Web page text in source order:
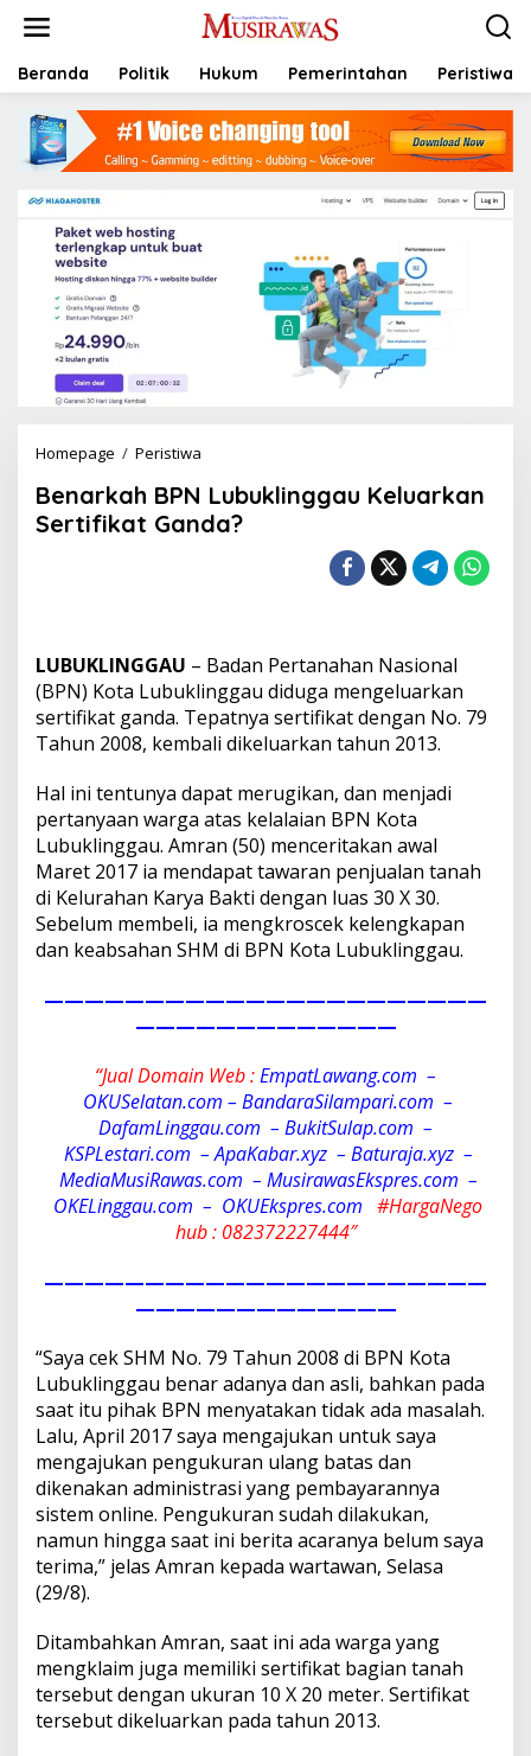
t
Beranda Politik Hukum Pemerintahan Peristiwa
Homepage / Peristiwa
n
a
r
N
L
u
b
u
l
n
g
g
a
u
K
u
a
k
a
n
S
e
r
i
f
k
a
G
a
n
d
a
?
Benarkah BPN Lubuklinggau Keluarkan
Sertifikat Ganda?
LUBUKLINGGAU – Badan Pertanahan Nasional
(BPN) Kota Lubuklinggau diduga mengeluarkan
sertifikat ganda. Tepatnya sertifikat dengan No. 79
Tahun 2008, kembali dikeluarkan tahun 2013.
Hal ini tentunya dapat merugikan, dan menjadi
pertanyaan warga atas kelalaian BPN Kota
Lubuklinggau. Amran (50) menceritakan awal
Maret 2017 ia mendapat tawaran penjualan tanah
di Kelurahan Karya Bakti dengan luas 30 X 30.
Sebelum membeli, ia mengkroscek kelengkapan
dan keabsahan SHM di BPN Kota Lubuklinggau.
——————————————————————
—————————————
“Jual Domain Web :EmpatLawang.com –
OKUSelatan.com – BandaraSilampari.com –
DafamLinggau.com – BukitSulap.com –
KSPLestari.com –ApaKabar.xyz – Baturaja.xyz –
MediaMusiRawas.com – MusirawasEkspres.com –
OKELinggau.com – OKUEkspres.com #HargaNego
hub : 082372227444″
——————————————————————
—————————————
“Saya cek SHM No. 79 Tahun 2008 di BPN Kota
Lubuklinggau benar adanya dan asli, bahkan pada
saat itu pihak BPN menyatakan tidak ada masalah.
Lalu, April 2017 saya mengajukan untuk saya
mengajukan pengukuran ulang batas dan
dikenakan administrasi yang pembayarannya
sistem online. Pengukuran sudah dilakukan,
namun hingga saat ini berita acaranya belum saya
terima,” jelas Amran kepada wartawan, Selasa
(29/8).
Ditambahkan Amran, saat ini ada warga yang
mengklaim juga memiliki sertifikat bagian tanah
tersebut dengan ukuran 10 X 20 meter. Sertifikat
tersebut dikeluarkan pada tahun 2013.